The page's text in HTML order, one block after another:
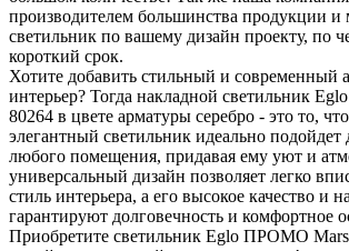
производителем большинства продукции и
светильник по вашему дизайн проекту, по
короткий срок.
Хотите добавить стильный и современный
интерьер? Тогда накладной светильник
80264 в цвете арматуры серебро - это то,
элегантный светильник идеально подойдет
любого помещения, придавая ему уют и
универсальный дизайн позволяет легко
стиль интерьера, а его высокое качество и
гарантируют долговечность и комфортное
Приобретите светильник Eglo ПРОМО Mars